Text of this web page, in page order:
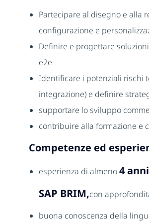
Partecipare al disegno e alla
configurazione e
Definire e progettare
e2e
Identificare i potenziali rischi
integrazione) e definire
supportare lo sviluppo
contribuire alla formazione e
Competenze ed
esperienza di almeno4 anni
SAP BRIM,con
buona conoscenza della